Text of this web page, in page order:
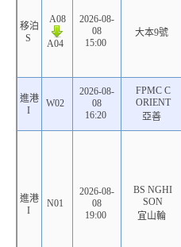
移泊
S
A08
A04
2026-08-
08
15:00
大本9號
進港
I
W02
2026-08-
08
16:20
FPMC C
ORIENT
亞善
進港
I
N01
2026-08-
08
19:00
BS NGHI
SON
宜山輪